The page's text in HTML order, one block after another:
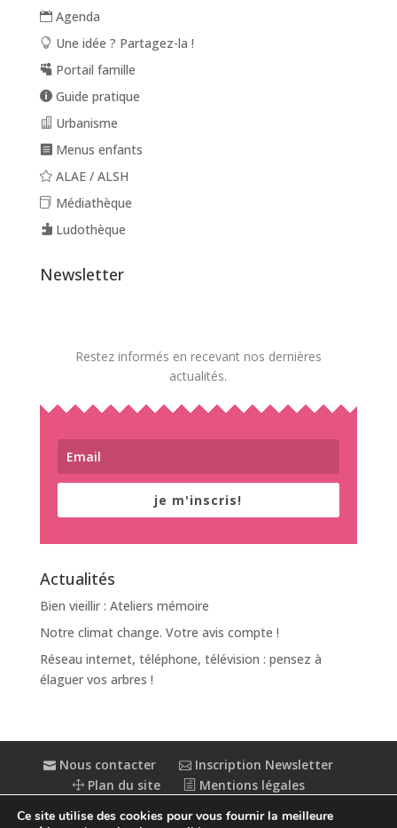
Agenda
Une idée ? Partagez-la !
Portail famille
Guide pratique
Urbanisme
Menus enfants
ALAE / ALSH
Médiathèque
Ludothèque
Newsletter
Restez informés en recevant nos dernières
actualités.
je m'inscris!
Actualités
Bien vieillir : Ateliers mémoire
Notre climat change. Votre avis compte !
Réseau internet, téléphone, télévision : pensez à
élaguer vos arbres !
Nous contacter
Inscription Newsletter
Plan du site
Mentions légales
Ce site utilise des cookies pour vous fournir la meilleure